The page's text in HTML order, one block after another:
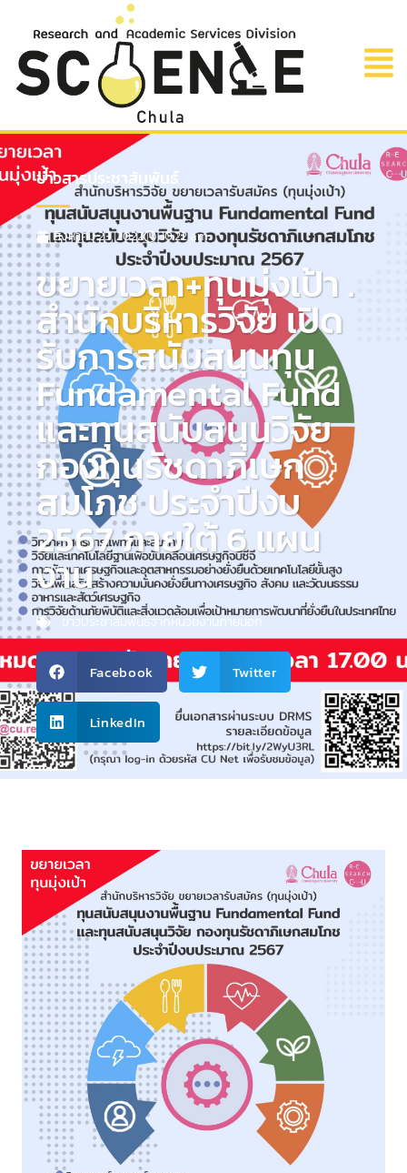
ข่าวสารประชาสัมพันธ์
สิงหาคม 23, 2022 10:22 am
ขยายเวลา+ทุนมุ่งเป้า .
สำนักบริหารวิจัย เปิด
รับการสนับสนุนทุน
Fundamental Fund
และทุนสนับสนุนวิจัย
กองทุนรัชดาภิเษก
สมโภช ประจำปีงบ
2567 ภายใต้ 6 แผน
งาน
ข่าวประชาสัมพันธ์จากหน่วยงานภายนอก
Facebook Twitter
LinkedIn